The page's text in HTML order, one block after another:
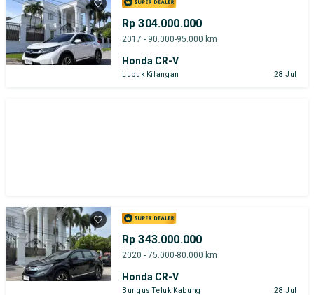
Rp 304.000.000
2017 - 90.000-95.000 km
Honda CR-V
Lubuk Kilangan 28 Jul
Rp 343.000.000
2020 - 75.000-80.000 km
Honda CR-V
Bungus Teluk Kabung 28 Jul